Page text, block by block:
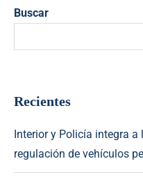
Buscar
Recientes
Interior y Policía integra
regulación de vehículos